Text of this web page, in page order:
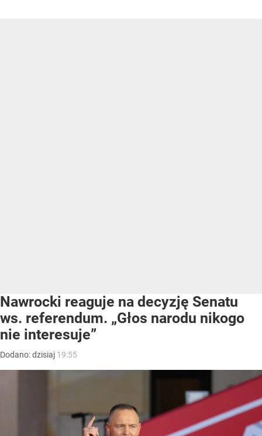
Nawrocki reaguje na decyzję Senatu
ws. referendum. „Głos narodu nikogo
nie interesuje”
Dodano:dzisiaj 19:55